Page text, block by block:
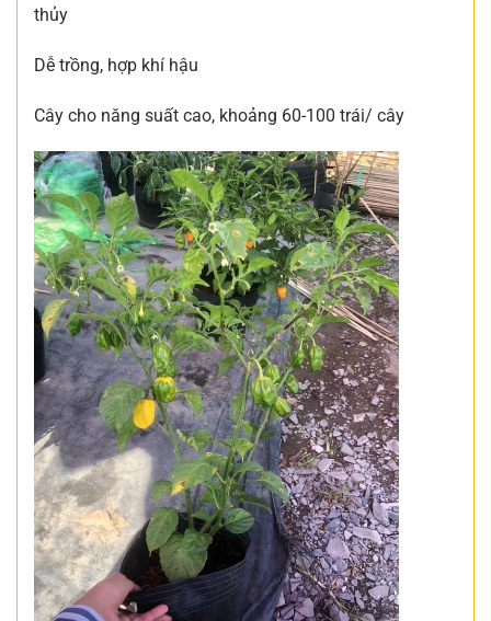
thủy
Dễ trồng, hợp khí hậu
Cây cho năng suất cao, khoảng 60-100 trái/ cây